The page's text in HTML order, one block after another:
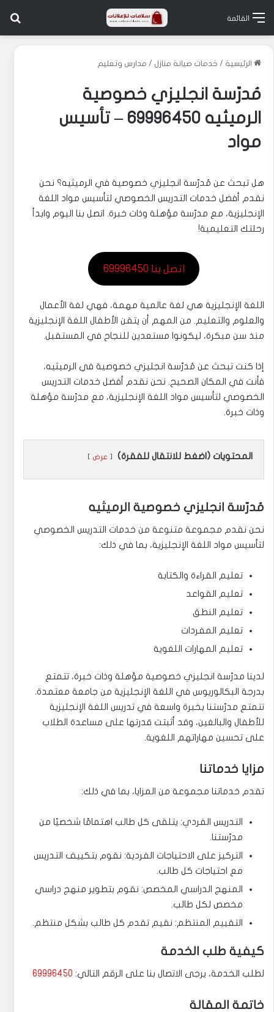
القائمة
الرئيسية / خدمات صيانة منازل / مدارس وتعليم
مُدرّسة انجليزي خصوصية
الرميثيه 69996450 – تأسيس
مواد
هل تبحث عن مُدرّسة انجليزي خصوصية في الرميثيه؟ نحن
نقدم أفضل خدمات التدريس الخصوصي لتأسيس مواد اللغة
الإنجليزية، مع مدرّسة مؤهلة وذات خبرة. اتصل بنا اليوم وابدأ
رحلتك التعليمية!
اتصل بنا 69996450
اللغة الإنجليزية هي لغة عالمية مهمة، فهي لغة الأعمال
والعلوم والتعليم. من المهم أن يتقن الأطفال اللغة الإنجليزية
منذ سن مبكرة، ليكونوا مستعدين للنجاح في المستقبل.
إذا كنت تبحث عن مُدرّسة انجليزي خصوصية في الرميثيه،
فأنت في المكان الصحيح. نحن نقدم أفضل خدمات التدريس
الخصوصي لتأسيس مواد اللغة الإنجليزية، مع مدرّسة مؤهلة
وذات خبرة.
المحتويات (اضغط للانتقال للفقرة) عرض
مُدرّسة انجليزي خصوصية الرميثيه
نحن نقدم مجموعة متنوعة من خدمات التدريس الخصوصي
لتأسيس مواد اللغة الإنجليزية، بما في ذلك:
تعليم القراءة والكتابة
تعليم القواعد
تعليم النطق
تعليم المفردات
تعليم المهارات اللغوية
لدينا مدرّسة انجليزي خصوصية مؤهلة وذات خبرة، تتمتع
بدرجة البكالوريوس في اللغة الإنجليزية من جامعة معتمدة.
تتمتع مدرّستنا بخبرة واسعة في تدريس اللغة الإنجليزية
للأطفال والبالغين، وقد أثبتت قدرتها على مساعدة الطلاب
على تحسين مهاراتهم اللغوية.
مزايا خدماتنا
تقدم خدماتنا مجموعة من المزايا، بما في ذلك:
التدريس الفردي: يتلقى كل طالب اهتمامًا شخصيًا من
مدرّستنا.
التركيز على الاحتياجات الفردية: نقوم بتكييف التدريس
مع احتياجات كل طالب.
المنهج الدراسي المخصص: نقوم بتطوير منهج دراسي
مخصص لكل طالب.
التقييم المنتظم: نقيم تقدم كل طالب بشكل منتظم.
كيفية طلب الخدمة
لطلب الخدمة، يرجى الاتصال بنا على الرقم التالي: 69996450
خاتمة المقالة